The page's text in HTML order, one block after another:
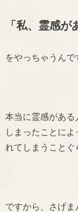
「私、霊感
をやっちゃうんで
本当に霊感がある
しまったことによ
れてしまうことぐ
ですから、さげ